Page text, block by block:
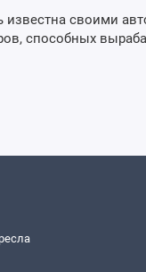
известна своими
способных